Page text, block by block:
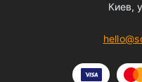
Киев,